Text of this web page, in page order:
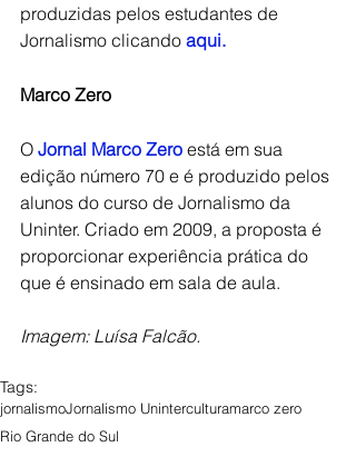
produzidas pelos estudantes de
Jornalismo clicando aqui.
Marco Zero
O Jornal Marco Zero está em sua
edição número 70 e é produzido pelos
alunos do curso de Jornalismo da
Uninter. Criado em 2009, a proposta é
proporcionar experiência prática do
que é ensinado em sala de aula.
Imagem: Luísa Falcão.
Tags:
jornalismoJornalismo Uninterculturamarco zero
Rio Grande do Sul